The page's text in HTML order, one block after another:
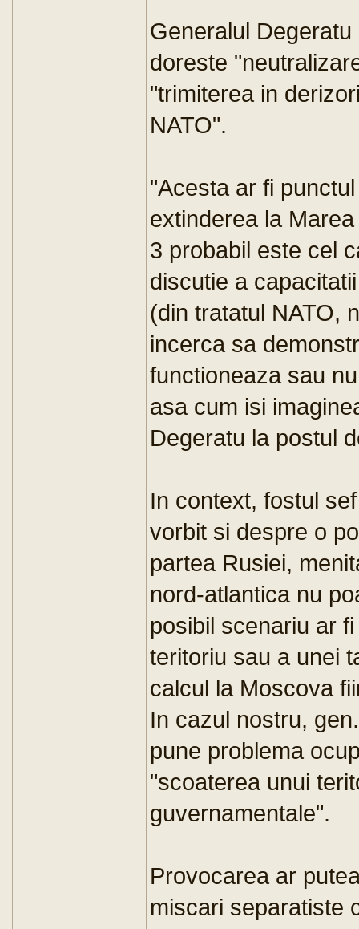
Generalul
doreste
"trimiterea in
NATO".
"Acesta ar fi
extinderea la
3 probabil este cel
discutie a
(din tratatul NATO,
incerca sa
functioneaza sau
asa cum isi
Degeratu la postul
In context, fostul
vorbit si despre o
partea Rusiei,
nord-atlantica nu
posibil scenariu ar
teritoriu sau a unei
calcul la Moscova
In cazul nostru,
pune problema
"scoaterea unui
guvernamentale".
Provocarea ar
miscari separatiste